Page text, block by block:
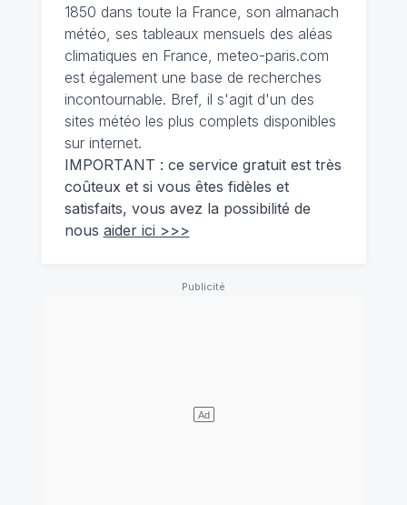
1850 dans toute la France, son almanach
météo, ses tableaux mensuels des aléas
climatiques en France, meteo-paris.com
est également une base de recherches
incontournable. Bref, il s'agit d'un des
sites météo les plus complets disponibles
sur internet.
IMPORTANT : ce service gratuit est très
coûteux et si vous êtes fidèles et
satisfaits, vous avez la possibilité de
nous aider ici >>>